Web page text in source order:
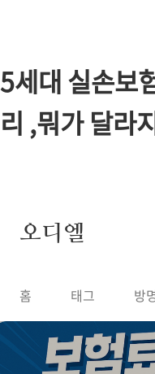
5세대 실손보
리 ,뭐가 달라
오디엘
홈 태그 방